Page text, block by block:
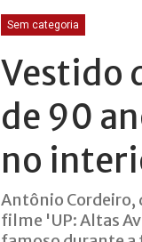
Sem categoria
Vestido
de 90
no
Antônio Cordeiro,
filme 'UP: Altas